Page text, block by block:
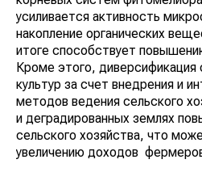
усиливается активность
накопление органических
итоге способствует
Кроме этого, диверсификация
культур за счет внедрения и
методов ведения сельского
и деградированных землях
сельского хозяйства, что
увеличению доходов